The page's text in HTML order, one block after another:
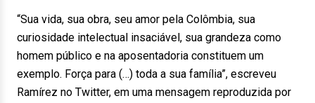
“Sua vida, sua obra, seu amor pela Colômbia, sua
curiosidade intelectual insaciável, sua grandeza como
homem público e na aposentadoria constituem um
exemplo. Força para (…) toda a sua família”, escreveu
Ramírez no Twitter, em uma mensagem reproduzida por